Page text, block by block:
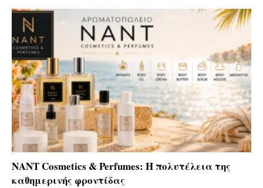
ΝΑΝΤ Cosmetics & Perfumes: Η πολυτέλεια της
καθημερινής φροντίδας